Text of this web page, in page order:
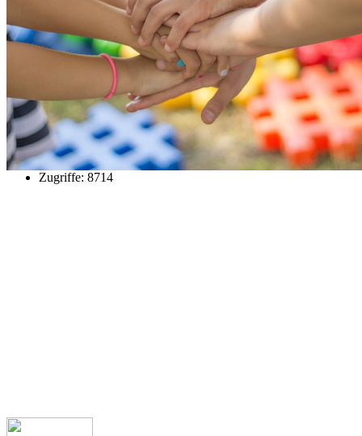
Zugriffe: 8714